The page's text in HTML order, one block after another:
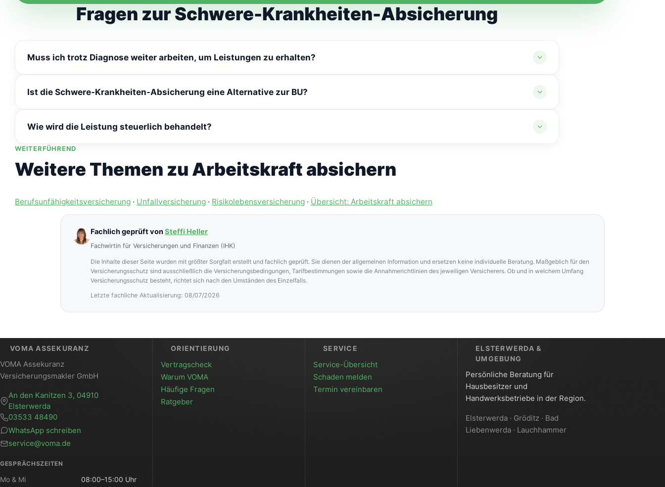
Fragen zur Schwere-Krankheiten-Absicherung
Muss ich trotz Diagnose weiter arbeiten, um Leistungen zu erhalten?
die Leistung aus.
Ist die Schwere-Krankheiten-Absicherung eine Alternative zur BU?
ergänzen sich beide Absicherungen.
Wie wird die Leistung steuerlich behandelt?
Die Beiträge sind im Rahmen der Höchstbeträge für Vorsorgeaufwendungen als Sonderausgaben absetzbar, die Auszahlung selbst ist
einkommensteuerfrei.
WEITERFÜHREND
Weitere Themen zu Arbeitskraft absichern
Berufsunfähigkeitsversicherung · Unfallversicherung · Risikolebensversicherung · Übersicht: Arbeitskraft absichern
Fachlich geprüft vonSteffi Heller
Fachwirtin für Versicherungen und Finanzen (IHK)
Die Inhalte dieser Seite wurden mit größter Sorgfalt erstellt und fachlich geprüft. Sie dienen der allgemeinen Information und ersetzen keine individuelle Beratung. Maßgeblich für den
Versicherungsschutz sind ausschließlich die Versicherungsbedingungen, Tarifbestimmungen sowie die Annahmerichtlinien des jeweiligen Versicherers. Ob und in welchem Umfang
Versicherungsschutz besteht, richtet sich nach den Umständen des Einzelfalls.
Letzte fachliche Aktualisierung: 08/07/2026
VOMA ASSEKURANZ
VOMA Assekuranz
Versicherungsmakler GmbH
An den Kanitzen 3, 04910
Elsterwerda
03533 48490
WhatsApp schreiben
service@voma.de
GESPRÄCHSZEITEN
Mo & Mi
08:00–15:00 Uhr
ORIENTIERUNG
Vertragscheck
Warum VOMA
Häufige Fragen
Ratgeber
SERVICE
Service-Übersicht
Schaden melden
Termin vereinbaren
ELSTERWERDA &
UMGEBUNG
Persönliche Beratung für
Hausbesitzer und
Handwerksbetriebe in der Region.
Elsterwerda · Gröditz · Bad
Liebenwerda · Lauchhammer